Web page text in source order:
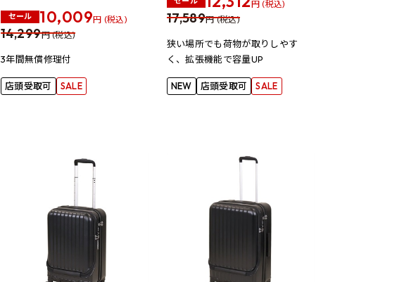
セール 10,009円 (税込)
14,299円 (税込)
3年間無償修理付
店頭受取可 SALE
円 (税込)
17,589円 (税込)
狭い場所でも荷物が取りしやす
く、拡張機能で容量UP
NEW 店頭受取可 SALE